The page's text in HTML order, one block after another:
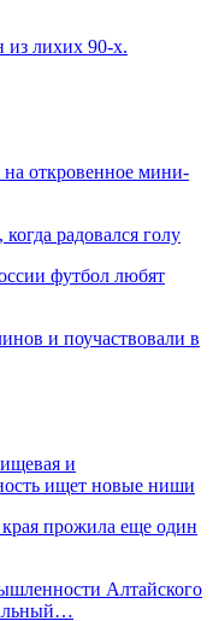
из лихих 90-х.
откровенное мини-
радовался голу
футбол любят
и поучаствовали в
и
ищет новые ниши
прожила еще один
Алтайского